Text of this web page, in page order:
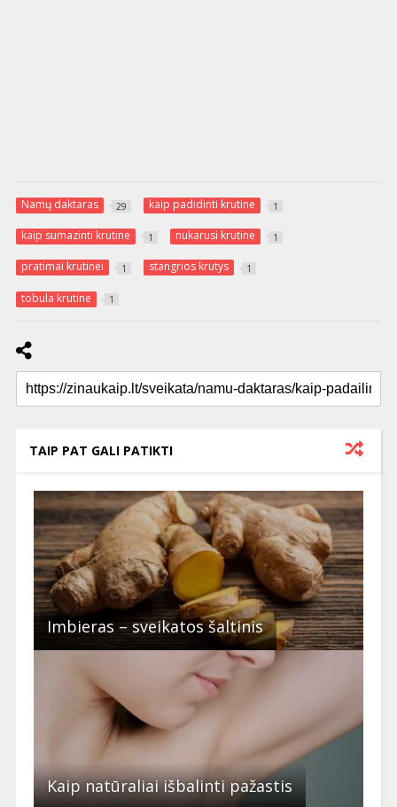
Namų daktaras 29 kaip padidinti krutine 1
kaip sumazinti krutine 1 nukarusi krutine 1
pratimai krutinei 1 stangrios krutys 1
tobula krutine 1
TAIP PAT GALI PATIKTI
Imbieras – sveikatos šaltinis
Kaip natūraliai išbalinti pažastis